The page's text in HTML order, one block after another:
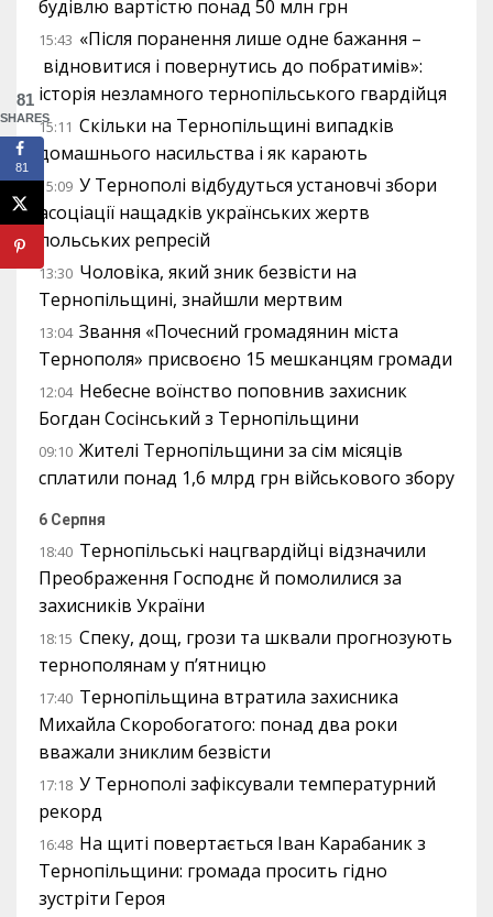
будівлю вартістю понад 50 млн грн
15:43 «Після поранення лише одне бажання –
відновитися і повернутись до побратимів»:
історія незламного тернопільського гвардійця
15:11 Скільки на Тернопільщині випадків
домашнього насильства і як карають
15:09 У Тернополі відбудуться установчі збори
асоціації нащадків українських жертв
польських репресій
13:30 Чоловіка, який зник безвісти на
Тернопільщині, знайшли мертвим
13:04 Звання «Почесний громадянин міста
Тернополя» присвоєно 15 мешканцям громади
12:04 Небесне воїнство поповнив захисник
Богдан Сосінський з Тернопільщини
09:10 Жителі Тернопільщини за сім місяців
сплатили понад 1,6 млрд грн військового збору
6 Серпня
18:40 Тернопільські нацгвардійці відзначили
Преображення Господнє й помолилися за
захисників України
18:15 Спеку, дощ, грози та шквали прогнозують
тернополянам у п’ятницю
17:40 Тернопільщина втратила захисника
Михайла Скоробогатого: понад два роки
вважали зниклим безвісти
17:18 У Тернополі зафіксували температурний
рекорд
16:48 На щиті повертається Іван Карабаник з
Тернопільщини: громада просить гідно
зустріти Героя
81
SHARES
81